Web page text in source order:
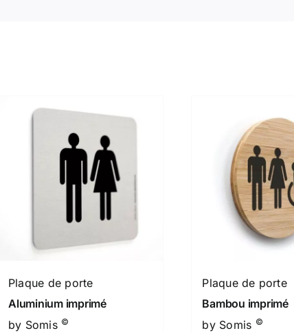
Plaque de porte
Aluminium imprimé
by Somis ©
Plaque de porte
Bambou imprimé
by Somis ©